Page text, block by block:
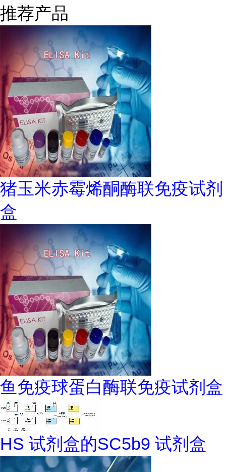
推荐产品
猪玉米赤霉烯酮酶联免疫试剂
盒
鱼免疫球蛋白酶联免疫试剂盒
HS 试剂盒的SC5b9 试剂盒